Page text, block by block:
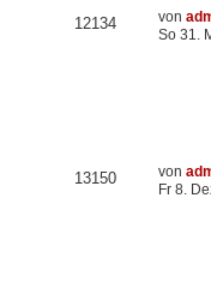
12134 von
So 31.
13150 von
Fr 8.